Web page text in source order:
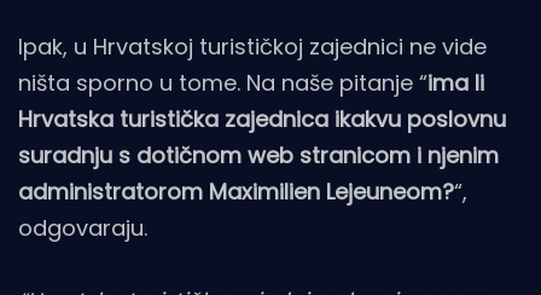
Ipak, u Hrvatskoj turističkoj zajednici ne vide
ništa sporno u tome. Na naše pitanje “ima li
Hrvatska turistička zajednica ikakvu poslovnu
suradnju s dotičnom web stranicom i njenim
administratorom Maximilien Lejeuneom?“,
odgovaraju.